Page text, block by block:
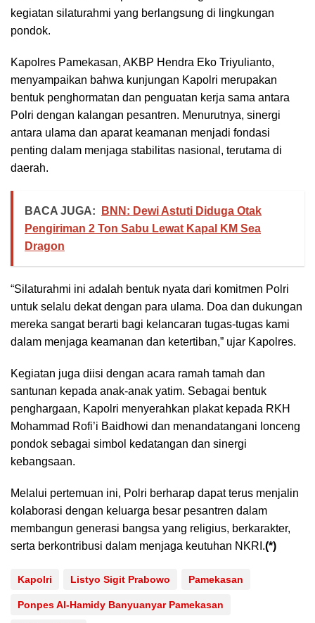
kegiatan silaturahmi yang berlangsung di lingkungan
pondok.
Kapolres Pamekasan, AKBP Hendra Eko Triyulianto,
menyampaikan bahwa kunjungan Kapolri merupakan
bentuk penghormatan dan penguatan kerja sama antara
Polri dengan kalangan pesantren. Menurutnya, sinergi
antara ulama dan aparat keamanan menjadi fondasi
penting dalam menjaga stabilitas nasional, terutama di
daerah.
BACA JUGA:
BNN: Dewi Astuti Diduga Otak
Pengiriman 2 Ton Sabu Lewat Kapal KM Sea
Dragon
“Silaturahmi ini adalah bentuk nyata dari komitmen Polri
untuk selalu dekat dengan para ulama. Doa dan dukungan
mereka sangat berarti bagi kelancaran tugas-tugas kami
dalam menjaga keamanan dan ketertiban,” ujar Kapolres.
Kegiatan juga diisi dengan acara ramah tamah dan
santunan kepada anak-anak yatim. Sebagai bentuk
penghargaan, Kapolri menyerahkan plakat kepada RKH
Mohammad Rofi’i Baidhowi dan menandatangani lonceng
pondok sebagai simbol kedatangan dan sinergi
kebangsaan.
Melalui pertemuan ini, Polri berharap dapat terus menjalin
kolaborasi dengan keluarga besar pesantren dalam
membangun generasi bangsa yang religius, berkarakter,
serta berkontribusi dalam menjaga keutuhan NKRI.(*)
Kapolri Listyo Sigit Prabowo Pamekasan
Ponpes Al-Hamidy Banyuanyar Pamekasan